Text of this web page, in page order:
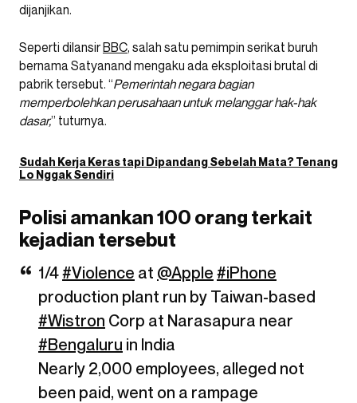
dijanjikan.
Seperti dilansirBBC, salah satu pemimpin serikat buruh
bernama Satyanand mengaku ada eksploitasi brutal di
pabrik tersebut. “Pemerintah negara bagian
memperbolehkan perusahaan untuk melanggar hak-hak
dasar,” tuturnya.
Sudah Kerja Keras tapi Dipandang Sebelah Mata? Tenang
Lo Nggak Sendiri
Polisi amankan 100 orang terkait
kejadian tersebut
1/4#Violence at @Apple #iPhone
production plant run by Taiwan-based
#Wistron Corp at Narasapura near
#Bengaluru in India
Nearly 2,000 employees, alleged not
been paid, went on a rampage